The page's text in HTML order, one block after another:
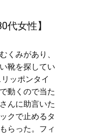
代女性】
くみがあり、
靴を探してい
ッポンタイ
動くので当た
んに助言いた
クで止めるタ
らった。フィ